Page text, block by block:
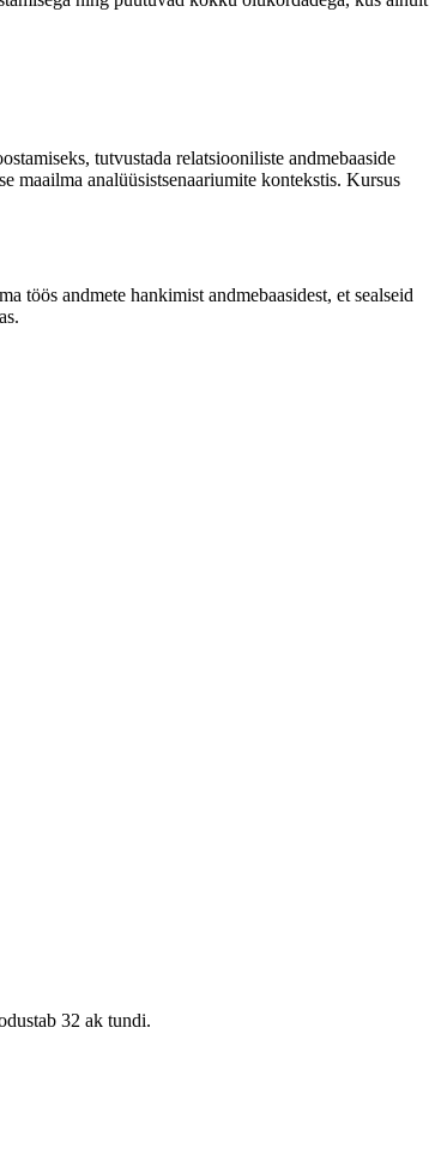
tutvustada relatsiooniliste andmebaaside
maailma analüüsistsenaariumite kontekstis. Kursus
andmete hankimist andmebaasidest, et sealseid
32 ak tundi.